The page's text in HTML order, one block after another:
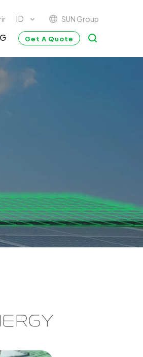
SUN Group
Get A Quote